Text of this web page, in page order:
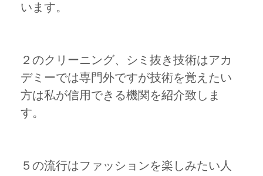
います。
２のクリーニング、シミ抜き技術はアカ
デミーでは専門外ですが技術を覚えたい
方は私が信用できる機関を紹介致しま
す。
５の流行はファッションを楽しみたい人